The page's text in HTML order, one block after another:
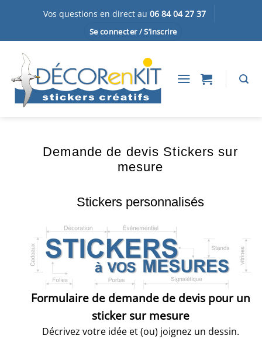
Vos questions en direct au 06 84 04 27 37
Se connecter / S’inscrire
Demande de devis Stickers sur
mesure
Stickers personnalisés
Formulaire de demande de devis pour un
sticker sur mesure
Décrivez votre idée et (ou) joignez un dessin.